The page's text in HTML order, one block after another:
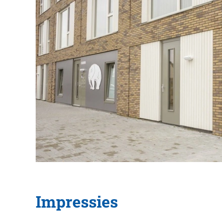
Impressies